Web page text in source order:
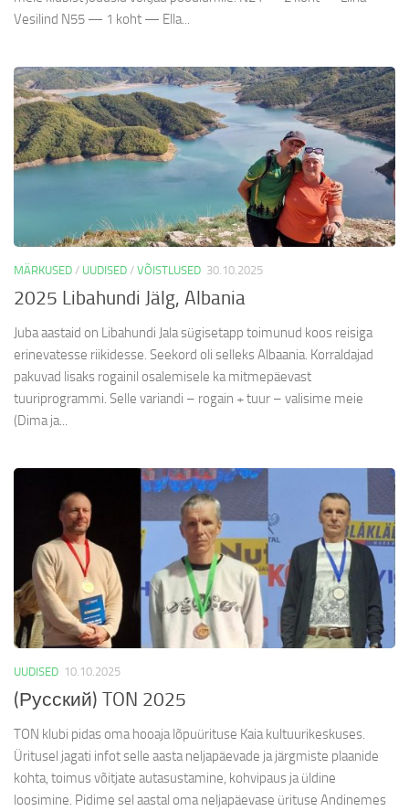
Vesilind N55 — 1 koht — Ella...
MÄRKUSED / UUDISED / VÕISTLUSED 30.10.2025
2025 Libahundi Jälg, Albania
Juba aastaid on Libahundi Jala sügisetapp toimunud koos reisiga
erinevatesse riikidesse. Seekord oli selleks Albaania. Korraldajad
pakuvad lisaks rogainil osalemisele ka mitmepäevast
tuuriprogrammi. Selle variandi – rogain + tuur – valisime meie
(Dima ja...
UUDISED 10.10.2025
(Русский) TON 2025
TON klubi pidas oma hooaja lõpuürituse Kaia kultuurikeskuses.
Üritusel jagati infot selle aasta neljapäevade ja järgmiste plaanide
kohta, toimus võitjate autasustamine, kohvipaus ja üldine
loosimine. Pidime sel aastal oma neljapäevase ürituse Andinemes